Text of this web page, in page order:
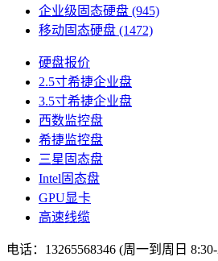
企业级固态硬盘 (945)
移动固态硬盘 (1472)
硬盘报价
2.5寸希捷企业盘
3.5寸希捷企业盘
西数监控盘
希捷监控盘
三星固态盘
Intel固态盘
GPU显卡
高速线缆
电话：13265568346 (周一到周日